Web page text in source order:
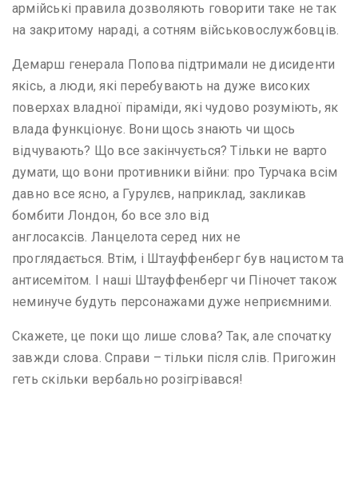
армійські правила дозволяють говорити таке не так
на закритому нараді, а сотням військовослужбовців.
Демарш генерала Попова підтримали не дисиденти
якісь, а люди, які перебувають на дуже високих
поверхах владної піраміди, які чудово розуміють, як
влада функціонує. Вони щось знають чи щось
відчувають? Що все закінчується? Тільки не варто
думати, що вони противники війни: про Турчака всім
давно все ясно, а Гурулєв, наприклад, закликав
бомбити Лондон, бо все зло від
англосаксів. Ланцелота серед них не
проглядається. Втім, і Штауффенберг був нацистом та
антисемітом. І наші Штауффенберг чи Піночет також
неминуче будуть персонажами дуже неприємними.
Скажете, це поки що лише слова? Так, але спочатку
завжди слова. Справи – тільки після слів. Пригожин
геть скільки вербально розігрівався!